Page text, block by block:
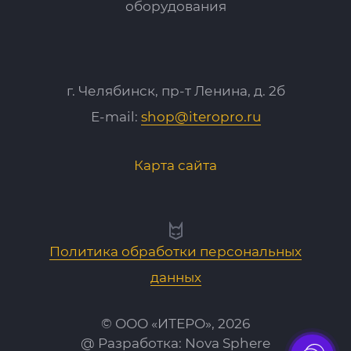
оборудования
г. Челябинск, пр-т Ленина, д. 2б
E-mail: shop@iteropro.ru
Карта сайта
© ООО «ИТЕРО», 2026
@ Разработка: Nova Sphere
Политика обработки персональных
данных